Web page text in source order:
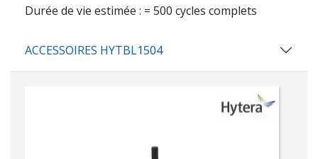
Durée de vie estimée : = 500 cycles complets
ACCESSOIRES HYTBL1504